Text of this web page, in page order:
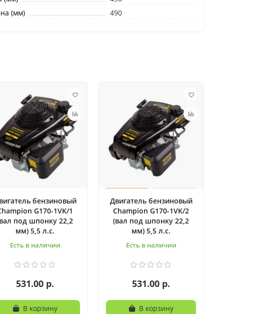
(мм)
490
бензиновый
G170-1VK/1
под шпонку 22,2
мм) 5,5 л.с.
Есть в наличии
531.00 р.
В корзину
Двигатель бензиновый
Champion G170-1VK/2
(вал под шпонку 22,2
мм) 5,5 л.с.
Есть в наличии
531.00 р.
В корзину